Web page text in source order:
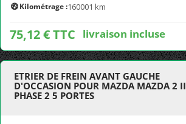
Kilométrage :160001 km
75,12 € TTC livraison incluse
ETRIER DE FREIN AVANT GAUCHE
D'OCCASION POUR MAZDA MAZDA 2 II
PHASE 2 5 PORTES